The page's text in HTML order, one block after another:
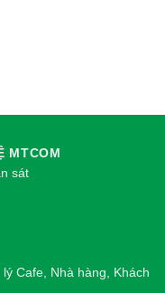
MTCOM
sát
Cafe, Nhà hàng, Khách